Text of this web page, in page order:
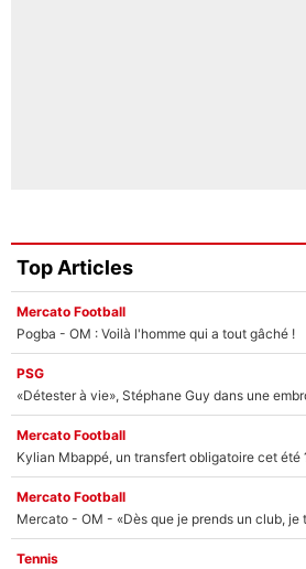
Top Articles
Mercato Football
Pogba - OM : Voilà l'homme qui a tout gâché !
PSG
«Détester à vie», Stéphane Guy dans une
Mercato Football
Kylian Mbappé, un transfert obligatoire cet été
Mercato Football
Tennis